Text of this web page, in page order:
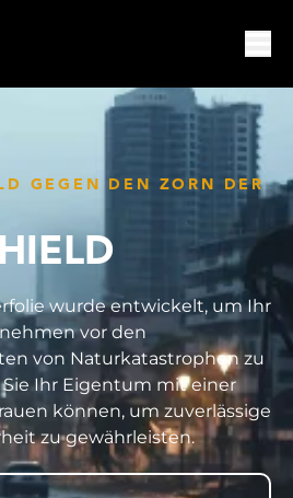
GEGEN DEN ZORN DER
wurde entwickelt, um Ihr
vor den
von Naturkatastrophen zu
Ihr Eigentum mit einer
können, um zuverlässige
zu gewährleisten.